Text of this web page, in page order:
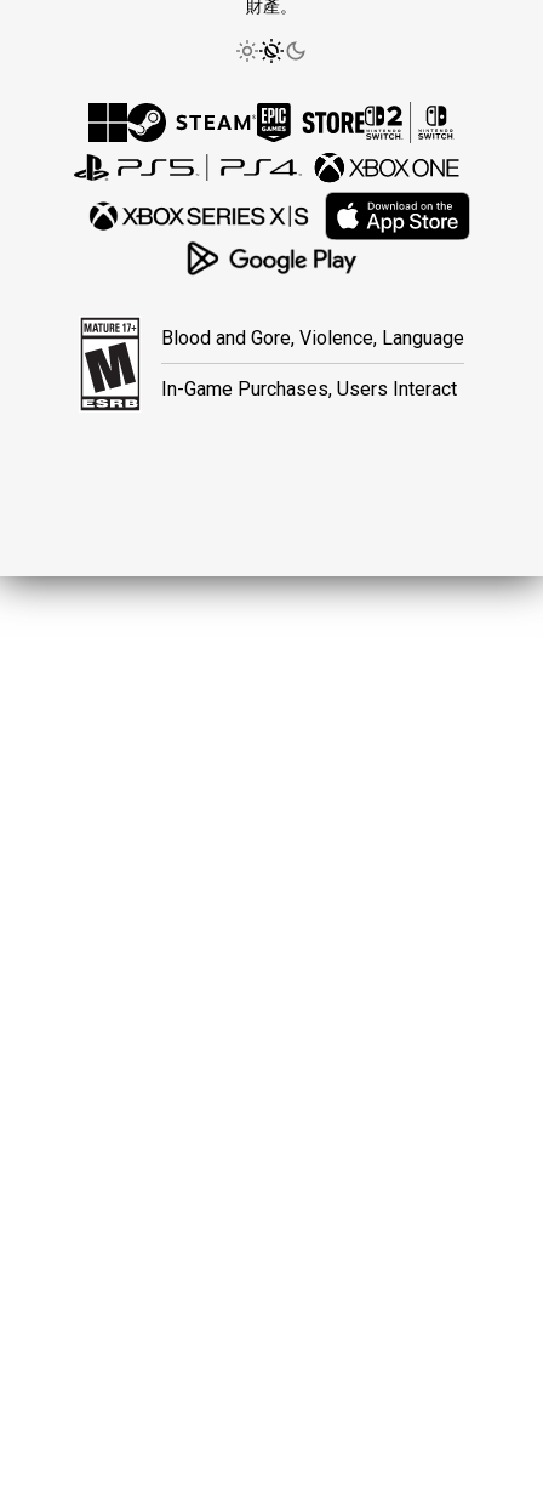
財產。
Blood and Gore, Violence, Language
In-Game Purchases, Users Interact